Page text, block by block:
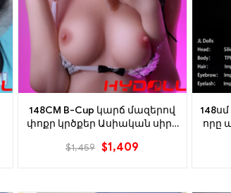
148CM B-Cup կարճ մազերով
փոքր կրծքեր Ասիական սիրո
$1,459 $1,409
որը